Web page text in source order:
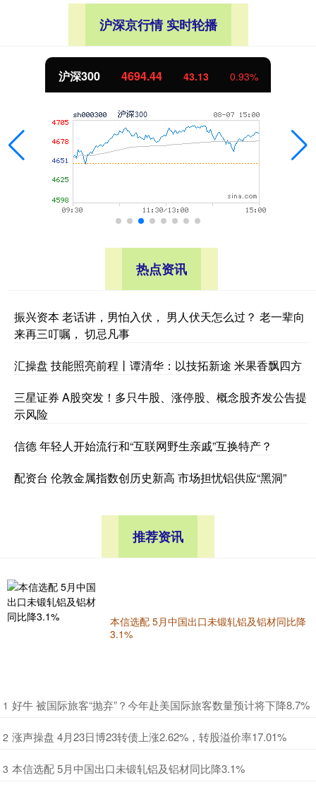
沪深京行情 实时轮播
沪深300 4694.44 43.13 0.93%
热点资讯
振兴资本 老话讲，男怕入伏， 男人伏天怎么过？ 老一辈向
来再三叮嘱， 切忌凡事
汇操盘 技能照亮前程丨谭清华：以技拓新途 米果香飘四方
三星证券 A股突发！多只牛股、涨停股、概念股齐发公告提
示风险
信德 年轻人开始流行和“互联网野生亲戚”互换特产？
配资台 伦敦金属指数创历史新高 市场担忧铝供应“黑洞”
推荐资讯
本信选配 5月中国出口未锻轧铝及铝材同比降
3.1%
1 ​好牛 被国际旅客“抛弃”？今年赴美国际旅客数量预计将下降8.7%
2 ​涨声操盘 4月23日博23转债上涨2.62%，转股溢价率17.01%
3 ​本信选配 5月中国出口未锻轧铝及铝材同比降3.1%